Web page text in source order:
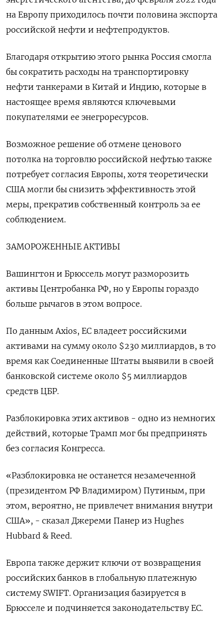
на Европу приходилось почти половина экспорта
российской нефти и нефтепродуктов.
Благодаря открытию этого рынка Россия смогла
бы сократить расходы на транспортировку
нефти танкерами в Китай и Индию, которые в
настоящее время являются ключевыми
покупателями ее энегроресурсов.
Возможное решение об отмене ценового
потолка на торговлю российской нефтью также
потребует согласия Европы, хотя теоретически
США могли бы снизить эффективность этой
меры, прекратив собственный контроль за ее
соблюдением.
ЗАМОРОЖЕННЫЕ АКТИВЫ
Вашингтон и Брюссель могут разморозить
активы Центробанка РФ, но у Европы гораздо
больше рычагов в этом вопросе.
По данным Axios, ЕС владеет российскими
активами на сумму около $230 миллиардов, в то
время как Соединенные Штаты выявили в своей
банковской системе около $5 миллиардов
средств ЦБР.
Разблокировка этих активов - одно из немногих
действий, которые Трамп мог бы предпринять
без согласия Конгресса.
«Разблокировка не останется незамеченной
(президентом РФ Владимиром) Путиным, при
этом, вероятно, не привлечет внимания внутри
США», - сказал Джереми Панер из Hughes
Hubbard & Reed.
Европа также держит ключи от возвращения
российских банков в глобальную платежную
систему SWIFT. Организация базируется в
Брюсселе и подчиняется законодательству ЕС.